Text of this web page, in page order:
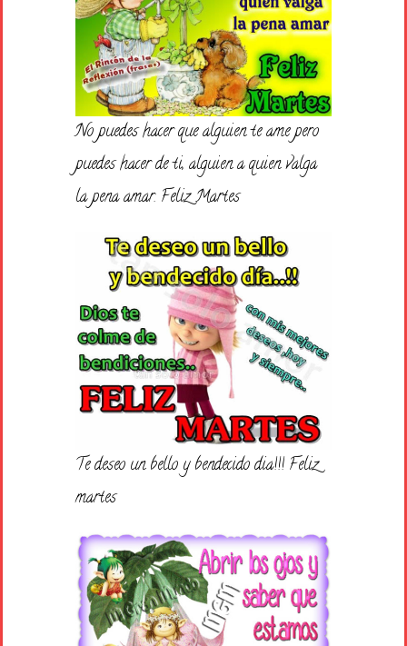
No puedes hacer que alguien te ame pero
puedes hacer de ti, alguien a quien valga
la pena amar. Feliz Martes
Te deseo un bello y bendecido dia!!! Feliz
martes